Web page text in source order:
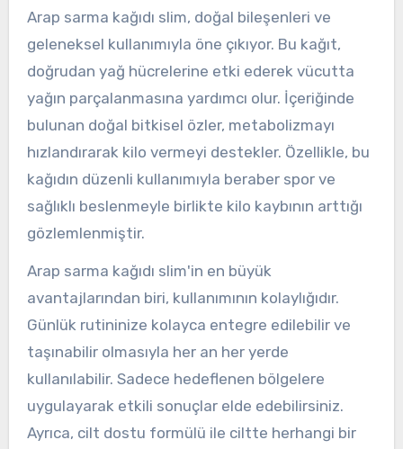
Arap sarma kağıdı slim, doğal bileşenleri ve
geleneksel kullanımıyla öne çıkıyor. Bu kağıt,
doğrudan yağ hücrelerine etki ederek vücutta
yağın parçalanmasına yardımcı olur. İçeriğinde
bulunan doğal bitkisel özler, metabolizmayı
hızlandırarak kilo vermeyi destekler. Özellikle, bu
kağıdın düzenli kullanımıyla beraber spor ve
sağlıklı beslenmeyle birlikte kilo kaybının arttığı
gözlemlenmiştir.
Arap sarma kağıdı slim'in en büyük
avantajlarından biri, kullanımının kolaylığıdır.
Günlük rutininize kolayca entegre edilebilir ve
taşınabilir olmasıyla her an her yerde
kullanılabilir. Sadece hedeflenen bölgelere
uygulayarak etkili sonuçlar elde edebilirsiniz.
Ayrıca, cilt dostu formülü ile ciltte herhangi bir